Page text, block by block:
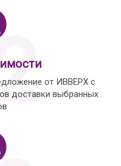
от ИВВЕРХ с
доставки выбранных